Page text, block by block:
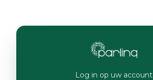
Log in op uw account